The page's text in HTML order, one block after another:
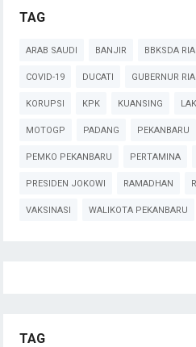
TAG
ARAB SAUDI BANJIR BBKSDA
COVID-19 DUCATI GUBERNUR
KORUPSI KPK KUANSING
MOTOGP PADANG PEKANBARU
PEMKO PEKANBARU PERTAMINA
PRESIDEN JOKOWI RAMADHAN
VAKSINASI WALIKOTA PEKANBARU
TAG